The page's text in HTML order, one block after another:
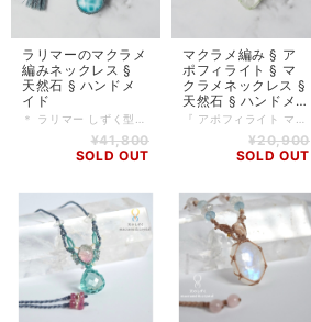
ラリマーのマクラメ
編みネックレス §
天然石 § ハンドメ
イド
¥41,800
SOLD OUT
マクラメ編み § ア
ポフィライト § マ
クラメネックレス §
天然石 § ハンドメ
イド § 天のしずく
¥20,900
SOLD OUT